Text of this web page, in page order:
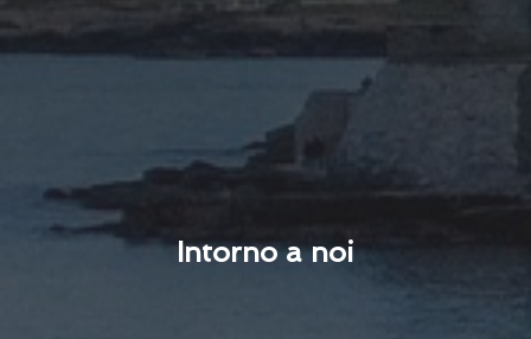
Intorno a noi